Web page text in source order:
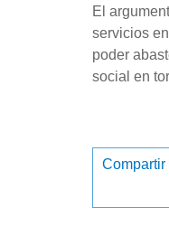
El
servicios
poder
social en
Compartir